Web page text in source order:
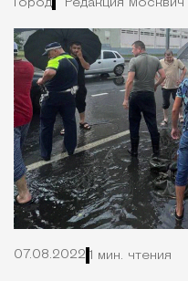
Город Редакция Москвич
07.08.2022 1 мин. чтения